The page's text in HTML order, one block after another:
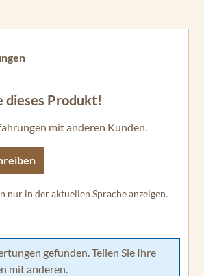
von 0 von 5 Sternen
dieses Produkt!
mit anderen Kunden.
nur in der aktuellen Sprache anzeigen.
gefunden. Teilen Sie Ihre
mit anderen.